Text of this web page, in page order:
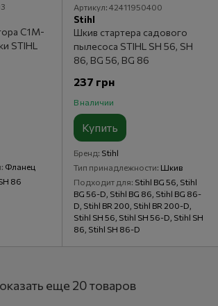
C1M-
STIHL
Фланец
86
Артикул: 42411950400
Stihl
Шкив стартера садового
пылесоса STIHL SH 56, SH
86, BG 56, BG 86
237 грн
В наличии
Купить
Бренд Stihl
Тип принадлежности Шкив
Подходит для Stihl BG 56, Stihl
BG 56-D, Stihl BG 86, Stihl BG 86-
D, Stihl BR 200, Stihl BR 200-D,
Stihl SH 56, Stihl SH 56-D, Stihl SH
86, Stihl SH 86-D
еще 20 товаров